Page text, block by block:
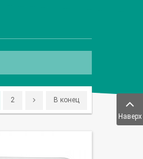
2 В конец
Наверх